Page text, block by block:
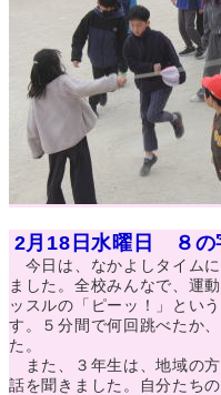
2月18日水曜日 ８の
今日は、なかよしタイム
ました。全校みんなで、運
ッスルの「ピーッ！」とい
す。５分間で何回跳べたか
た。
また、３年生は、地域の
話を聞きました。自分たち